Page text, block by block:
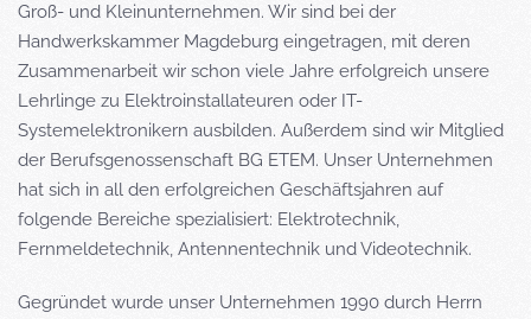
Groß- und Kleinunternehmen. Wir sind bei der
Handwerkskammer Magdeburg eingetragen, mit deren
Zusammenarbeit wir schon viele Jahre erfolgreich unsere
Lehrlinge zu Elektroinstallateuren oder IT-
Systemelektronikern ausbilden. Außerdem sind wir Mitglied
der Berufsgenossenschaft BG ETEM. Unser Unternehmen
hat sich in all den erfolgreichen Geschäftsjahren auf
folgende Bereiche spezialisiert: Elektrotechnik,
Fernmeldetechnik, Antennentechnik und Videotechnik.
Gegründet wurde unser Unternehmen 1990 durch Herrn